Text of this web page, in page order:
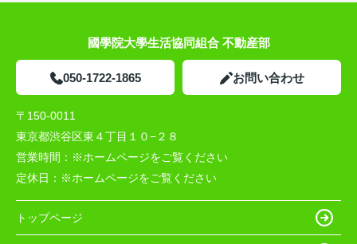
國學院大學生活協同組合 不動産部
050-1722-1865 お問い合わせ
〒150-0011
東京都渋谷区東４丁目１０−２８
営業時間： ※ホームページをご覧ください
定休日： ※ホームページをご覧ください
トップページ